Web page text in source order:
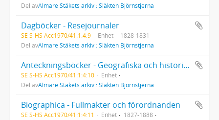
Del avAlmare Stäkets arkiv : Släkten Björnstjerna
Dagböcker - Resejournaler
SE S-HS Acc1970/41:1:4:9 Enhet
1828-1831
Del avAlmare Stäkets arkiv : Släkten Björnstjerna
Anteckningsböcker - Geografiska och historiska anteckningar
SE S-HS Acc1970/41:1:4:10
Enhet
Del avAlmare Stäkets arkiv : Släkten Björnstjerna
Biographica - Fullmakter och förordnanden
SE S-HS Acc1970/41:1:4:11 Enhet
1827-1888